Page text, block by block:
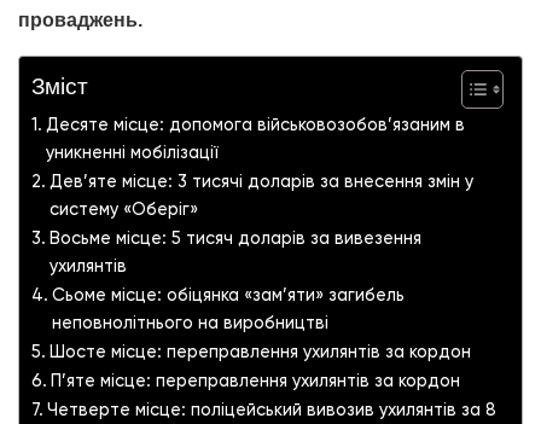
проваджень.
Зміст
Десяте місце: допомога військовозобов’язаним в
уникненні мобілізації
Дев’яте місце: 3 тисячі доларів за внесення змін у
систему «Оберіг»
Восьме місце: 5 тисяч доларів за вивезення
ухилянтів
Сьоме місце: обіцянка «зам’яти» загибель
неповнолітнього на виробництві
Шосте місце: переправлення ухилянтів за кордон
П’яте місце: переправлення ухилянтів за кордон
Четверте місце: поліцейський вивозив ухилянтів за 8